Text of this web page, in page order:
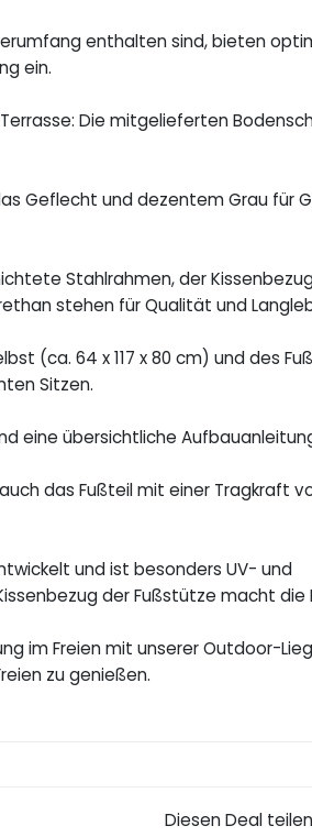
enthalten sind, bieten
ein.
Die mitgelieferten
Geflecht und dezentem Grau für
Stahlrahmen, der Kissenbezug
stehen für Qualität und
(ca. 64 x 117 x 80 cm) und des
Sitzen.
eine übersichtliche
das Fußteil mit einer Tragkraft
und ist besonders UV- und
der Fußstütze macht die
im Freien mit unserer Outdoor-
zu genießen.
Diesen Deal teilen